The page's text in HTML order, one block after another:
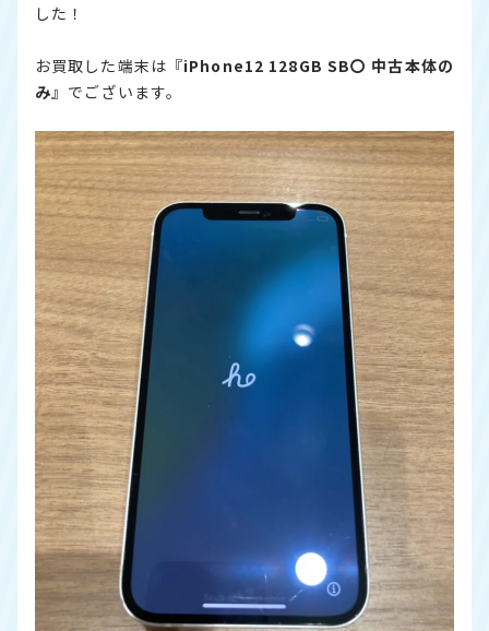
した！
お買取した端末は『iPhone12 128GB SB〇 中古本体の
み』でございます。